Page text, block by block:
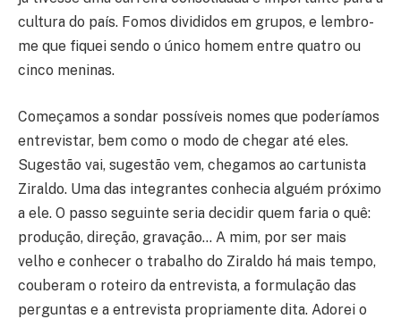
cultura do país. Fomos divididos em grupos, e lembro-
me que fiquei sendo o único homem entre quatro ou
cinco meninas.
Começamos a sondar possíveis nomes que poderíamos
entrevistar, bem como o modo de chegar até eles.
Sugestão vai, sugestão vem, chegamos ao cartunista
Ziraldo. Uma das integrantes conhecia alguém próximo
a ele. O passo seguinte seria decidir quem faria o quê:
produção, direção, gravação… A mim, por ser mais
velho e conhecer o trabalho do Ziraldo há mais tempo,
couberam o roteiro da entrevista, a formulação das
perguntas e a entrevista propriamente dita. Adorei o